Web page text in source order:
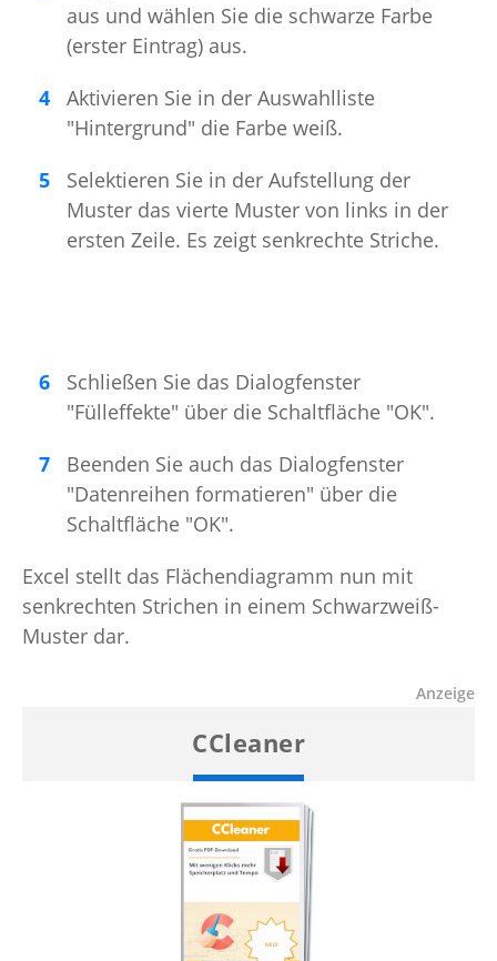
aus und wählen Sie die schwarze Farbe
(erster Eintrag) aus.
Aktivieren Sie in der Auswahlliste
"Hintergrund" die Farbe weiß.
Selektieren Sie in der Aufstellung der
Muster das vierte Muster von links in der
ersten Zeile. Es zeigt senkrechte Striche.
Schließen Sie das Dialogfenster
"Fülleffekte" über die Schaltfläche "OK".
Beenden Sie auch das Dialogfenster
"Datenreihen formatieren" über die
Schaltfläche "OK".
Excel stellt das Flächendiagramm nun mit
senkrechten Strichen in einem Schwarzweiß-
Muster dar.